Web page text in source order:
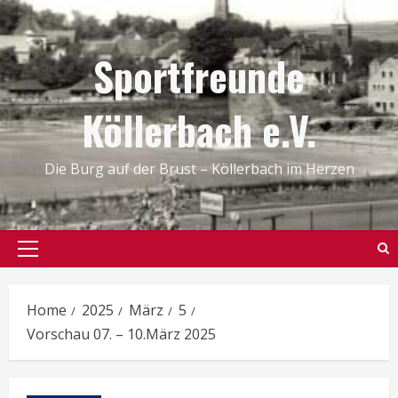
Skip
to
content
Sportfreunde
Köllerbach e.V.
Die Burg auf der Brust – Köllerbach im Herzen
Primary
Home 2025 März
5
Vorschau 07. – 10.März 2025